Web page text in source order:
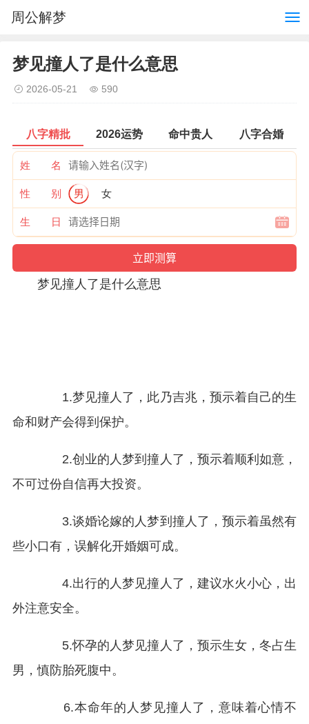
周公解梦
梦见撞人了是什么意思
2026-05-21 590
八字精批 2026运势 命中贵人 八字合婚
姓 名
性 别 男 女
生 日
梦见撞人了是什么意思
1.梦见撞人了，此乃吉兆，预示着自己的生
命和财产会得到保护。
2.创业的人梦到撞人了，预示着顺利如意，
不可过份自信再大投资。
3.谈婚论嫁的人梦到撞人了，预示着虽然有
些小口有，误解化开婚姻可成。
4.出行的人梦见撞人了，建议水火小心，出
外注意安全。
5.怀孕的人梦见撞人了，预示生女，冬占生
男，慎防胎死腹中。
6.本命年的人梦见撞人了，意味着心情不